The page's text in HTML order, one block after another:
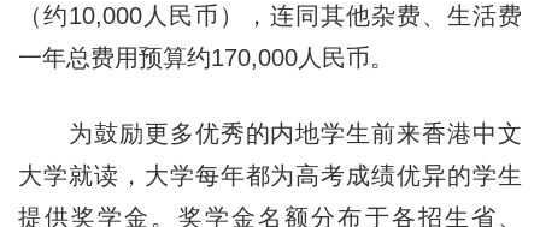
（约10,000人民币），连同其他杂费、生活费
一年总费用预算约170,000人民币。
为鼓励更多优秀的内地学生前来香港中文
大学就读，大学每年都为高考成绩优异的学生
提供奖学金。奖学金名额分布于各招生省、